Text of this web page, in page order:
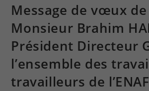
Message de vœux de
Monsieur Brahim
Président Directeur
l’ensemble des
travailleurs de